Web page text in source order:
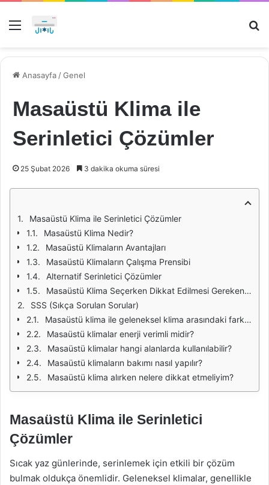
Menü
Anasayfa /Genel
Masaüstü Klima ile
Serinletici Çözümler
25 Şubat 2026 3 dakika okuma süresi
Masaüstü Klima ile Serinletici Çözümler
Masaüstü Klima Nedir?
Masaüstü Klimaların Avantajları
Masaüstü Klimaların Çalışma Prensibi
Alternatif Serinletici Çözümler
Masaüstü Klima Seçerken Dikkat Edilmesi Gerekenler
SSS (Sıkça Sorulan Sorular)
Masaüstü klima ile geleneksel klima arasındaki fark nedir?
Masaüstü klimalar enerji verimli midir?
Masaüstü klimalar hangi alanlarda kullanılabilir?
Masaüstü klimaların bakımı nasıl yapılır?
Masaüstü klima alırken nelere dikkat etmeliyim?
Masaüstü Klima ile Serinletici
Çözümler
Sıcak yaz günlerinde, serinlemek için etkili bir çözüm
bulmak oldukça önemlidir. Geleneksel klimalar, genellikle